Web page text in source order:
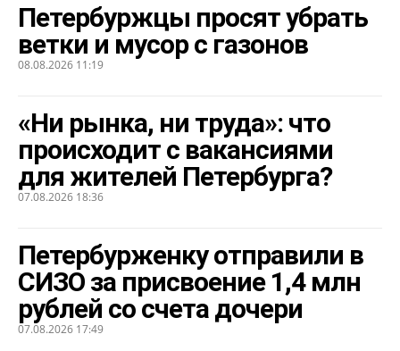
Петербуржцы просят убрать
ветки и мусор с газонов
08.08.2026 11:19
«Ни рынка, ни труда»: что
происходит с вакансиями
для жителей Петербурга?
07.08.2026 18:36
Петербурженку отправили в
СИЗО за присвоение 1,4 млн
рублей со счета дочери
07.08.2026 17:49